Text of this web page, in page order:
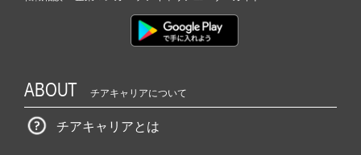
ABOUT チアキャリアについて
チアキャリアとは